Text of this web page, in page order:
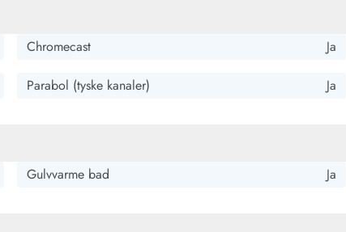
Chromecast Ja
Parabol (tyske kanaler) Ja
Gulvvarme bad Ja